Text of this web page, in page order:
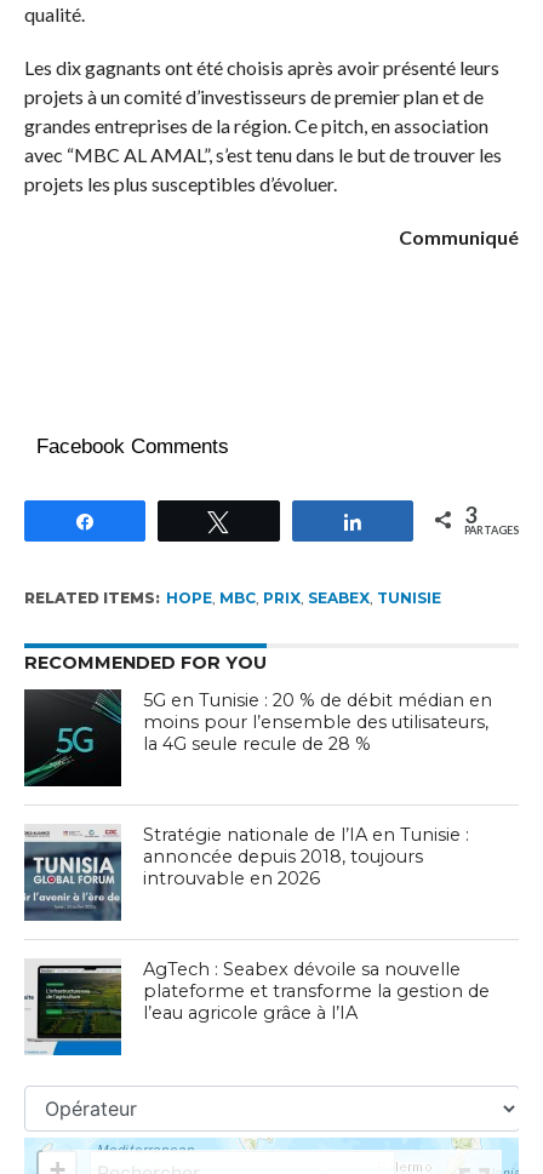
qualité.
Les dix gagnants ont été choisis après avoir présenté leurs
projets à un comité d’investisseurs de premier plan et de
grandes entreprises de la région. Ce pitch, en association
avec “MBC AL AMAL”, s’est tenu dans le but de trouver les
projets les plus susceptibles d’évoluer.
Communiqué
Facebook Comments
Partagez 3
PARTAGES
RELATED ITEMS: HOPE, MBC, PRIX, SEABEX, TUNISIE
RECOMMENDED FOR YOU
5G en Tunisie : 20 % de débit médian en
moins pour l’ensemble des utilisateurs,
la 4G seule recule de 28 %
Stratégie nationale de l’IA en Tunisie :
annoncée depuis 2018, toujours
introuvable en 2026
AgTech : Seabex dévoile sa nouvelle
plateforme et transforme la gestion de
l’eau agricole grâce à l’IA